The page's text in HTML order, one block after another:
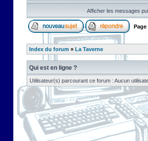
Afficher les messages
Page
Index du forum » La Taverne
Qui est en ligne ?
Utilisateur(s) parcourant ce forum : Aucun